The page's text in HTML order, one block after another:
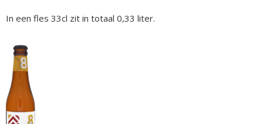
In een fles 33cl zit in totaal 0,33 liter.